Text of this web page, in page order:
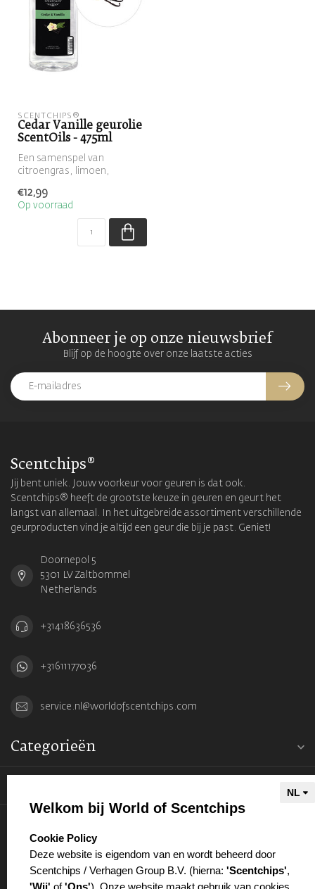
SCENTCHIPS®
Cedar Vanille geurolie
ScentOils - 475ml
Een samenspel van
citroengras, limoen,
zorgt voor e...
€12,99
Op voorraad
Abonneer je op onze nieuwsbrief
Blijf op de hoogte over onze laatste acties
Scentchips®
Jij bent uniek. Jouw voorkeur voor geuren is dat ook.
Scentchips® heeft de grootste keuze in geuren en geurt het
langst van allemaal. In het uitgebreide assortiment verschillende
geurproducten vind je altijd een geur die bij je past. Geniet!
Doornepol 5
5301 LV Zaltbommel
Netherlands
+31418636536
+31611177036
service.nl@worldofscentchips.com
Categorieën
Welkom bij World of Scentchips
select language
Cookie Policy
Deze website is eigendom van en wordt beheerd door
Scentchips / Verhagen Group B.V. (hierna: 'Scentchips',
'Wij' of'Ons'). Onze website maakt gebruik van cookies